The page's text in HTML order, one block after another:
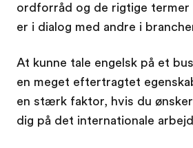
ordforråd og de rigtige termer
er i dialog med andre i
At kunne tale engelsk på et
en meget eftertragtet
en stærk faktor, hvis du
dig på det internationale